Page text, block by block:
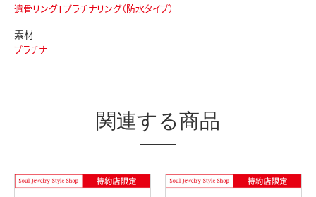
遺骨リング | プラチナリング（防水タイプ）
素材
プラチナ
関連する商品